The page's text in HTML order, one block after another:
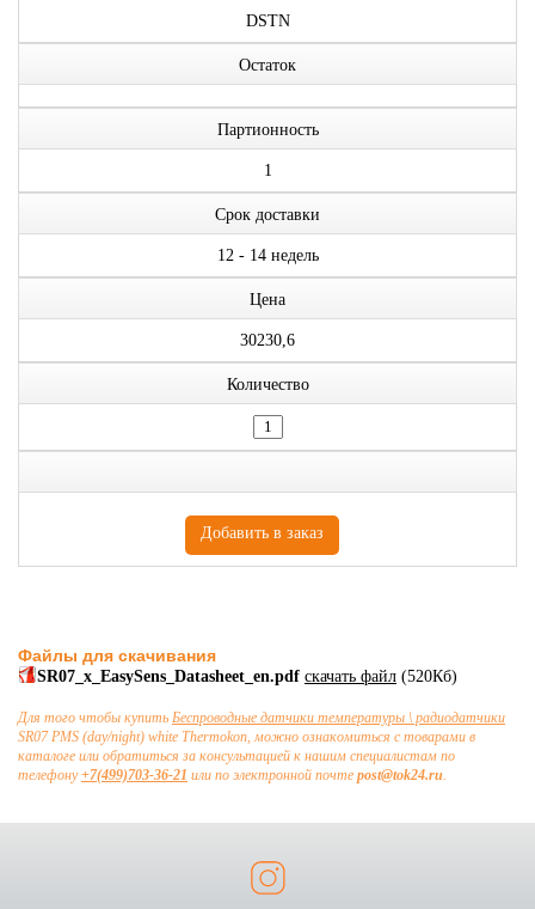
DSTN
Остаток
Партионность
1
Срок доставки
12 - 14 недель
Цена
30230,6
Количество
Файлы для скачивания
SR07_x_EasySens_Datasheet_en.pdf скачать файл (520Кб)
Для того чтобы купить Беспроводные датчики температуры \ радиодатчики
SR07 PMS (day/night) white Thermokon, можно ознакомиться с товарами в
каталоге или обратиться за консультацией к нашим специалистам по
телефону+7(499)703-36-21 или по электронной почте post@tok24.ru.